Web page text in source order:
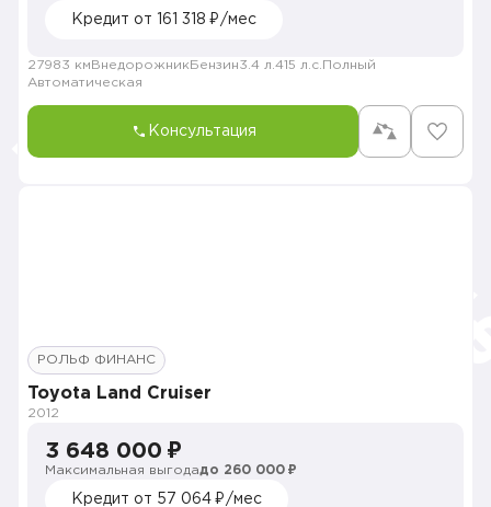
Кредит от 161 318 ₽/мес
27983 км Внедорожник Бензин3.4 л. 415 л.с. Полный
Автоматическая
Консультация
РОЛЬФ ФИНАНС
Toyota Land Cruiser
2012
3 648 000 ₽
Максимальная выгодадо 260 000 ₽
Кредит от 57 064 ₽/мес